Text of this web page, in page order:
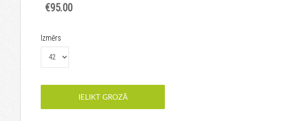
€95.00
Izmērs
IELIKT GROZĀ